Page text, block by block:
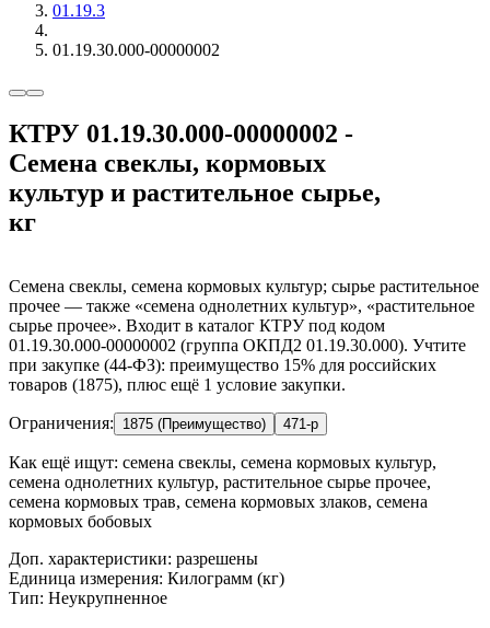
01.19.3
01.19.30.000-00000002
КТРУ 01.19.30.000-00000002 -
Семена свеклы, кормовых
культур и растительное сырье,
кг
Семена свеклы, семена кормовых культур; сырье растительное
прочее — также «семена однолетних культур», «растительное
сырье прочее». Входит в каталог КТРУ под кодом
01.19.30.000-00000002 (группа ОКПД2 01.19.30.000). Учтите
при закупке (44-ФЗ): преимущество 15% для российских
товаров (1875), плюс ещё 1 условие закупки.
Ограничения: 1875 (Преимущество) 471-р
Как ещё ищут: семена свеклы, семена кормовых культур,
семена однолетних культур, растительное сырье прочее,
семена кормовых трав, семена кормовых злаков, семена
кормовых бобовых
Доп. характеристики: разрешены
Единица измерения: Килограмм (кг)
Тип: Неукрупненное